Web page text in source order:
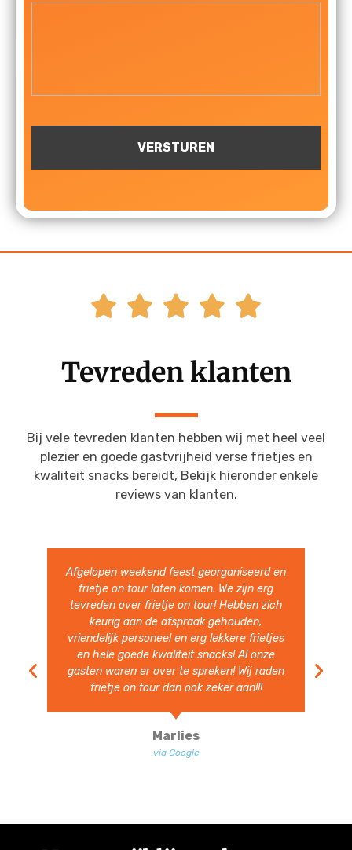
    
Tevreden klanten
Bij vele tevreden klanten hebben wij met heel veel
plezier en goede gastvrijheid verse frietjes en
kwaliteit snacks bereidt, Bekijk hieronder enkele
reviews van klanten.
Heerlijke Friet en snacks. Hele vriendelijke
en vlotte bediening. Ruim van te voren
aanwezig. Volgend jaar nodigen we ze zeer
zeker weer uit.
Ben Heesakkers
via Google